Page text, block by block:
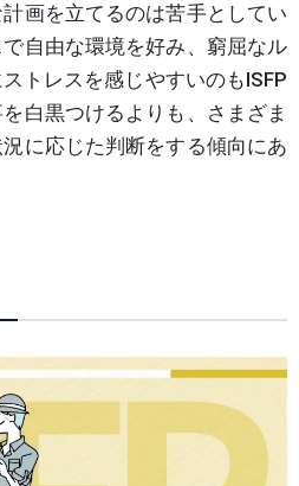
画を立てるのは苦手としてい
自由な環境を好み、窮屈なル
トレスを感じやすいのもISFP
白黒つけるよりも、さまざま
に応じた判断をする傾向にあ